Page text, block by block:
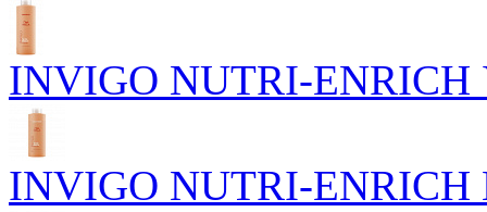
INVIGO NUTRI-ENRICH
INVIGO NUTRI-ENRICH